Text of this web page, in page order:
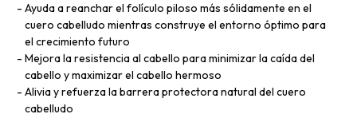
Ayuda a reanchar el folículo piloso más sólidamente en el
cuero cabelludo mientras construye el entorno óptimo para
el crecimiento futuro
Mejora la resistencia al cabello para minimizar la caída del
cabello y maximizar el cabello hermoso
Alivia y refuerza la barrera protectora natural del cuero
cabelludo